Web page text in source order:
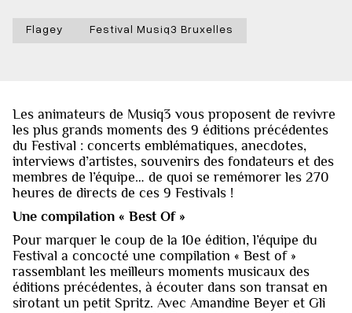
Flagey Festival Musiq3 Bruxelles
Les animateurs de Musiq3 vous proposent de revivre
les plus grands moments des 9 éditions précédentes
du Festival : concerts emblématiques, anecdotes,
interviews d’artistes, souvenirs des fondateurs et des
membres de l’équipe… de quoi se remémorer les 270
heures de directs de ces 9 Festivals !
Une compilation « Best Of »
Pour marquer le coup de la 10e édition, l’équipe du
Festival a concocté une compilation « Best of »
rassemblant les meilleurs moments musicaux des
éditions précédentes, à écouter dans son transat en
sirotant un petit Spritz. Avec Amandine Beyer et Gli